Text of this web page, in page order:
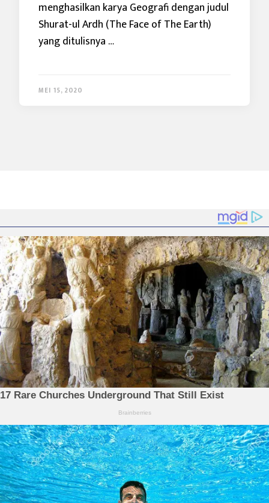
menghasilkan karya Geografi dengan judul
Shurat-ul Ardh (The Face of The Earth)
yang ditulisnya …
MEI 15, 2020